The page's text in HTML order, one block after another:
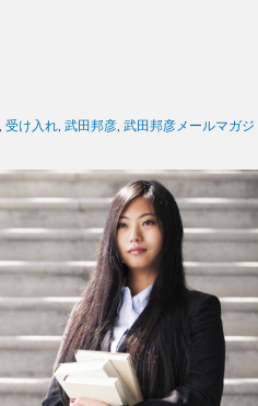
受け入れ 武田邦彦 武田邦彦メールマガジ